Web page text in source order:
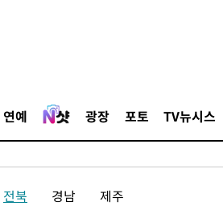
연예 광장 포토 TV뉴시스
전북 경남 제주